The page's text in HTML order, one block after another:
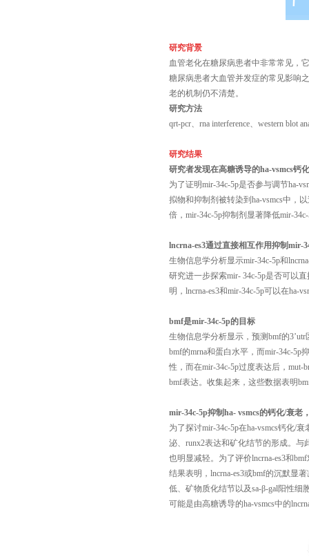
研究背景
血管老化在糖尿病患者中非常常见，
糖尿病患者大血管并发症的常见影响
老的机制仍不清楚。
研究方法
qrt-pcr、rna interference、western blot
研究结果
研究者发现在高糖诱导的ha-vsmcs钙
为了证明mir-34c-5p是否参与调节ha-
拟物和抑制剂被转染到ha-vsmcs中，
倍，mir-34c-5p抑制剂显著降低mir-
lncrna-es3通过直接相互作用抑制mir-
生物信息学分析显示mir-34c-5p和
研究进一步探索mir- 34c-5p是否可以
明，lncrna-es3和mir-34c-5p可以在ha-
bmf是mir-34c-5p的目标
生物信息学分析显示，预测bmf的
bmf的mrna和蛋白水平，而mir-34c-
性，而在mir-34c-5p过度表达后，mut-
bmf表达。收集起来，这些数据表明
mir-34c-5p抑制ha- vsmcs的钙化/衰老
为了探讨mir-34c-5p在ha-vsmcs钙化/
泌、runx2表达和矿化结节的形成。与
也明显减轻。为了评价lncrna-es3和
结果表明，lncrna-es3或bmf的沉默显
低、矿物质化结节以及sa-β-gal阳性细
可能是由高糖诱导的ha-vsmcs中的